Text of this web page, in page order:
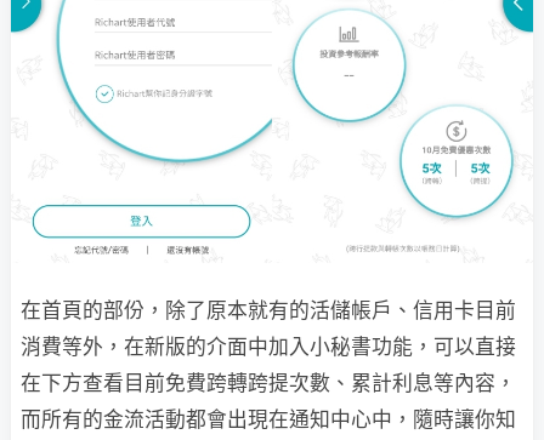
在首頁的部份，除了原本就有的活儲帳戶、信用卡目前
消費等外，在新版的介面中加入小秘書功能，可以直接
在下方查看目前免費跨轉跨提次數、累計利息等內容，
而所有的金流活動都會出現在通知中心中，隨時讓你知